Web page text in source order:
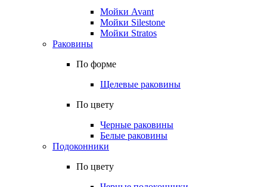
Мойки Avant
Мойки Silestone
Мойки Stratos
Раковины
По форме
Щелевые раковины
По цвету
Черные раковины
Белые раковины
Подоконники
По цвету